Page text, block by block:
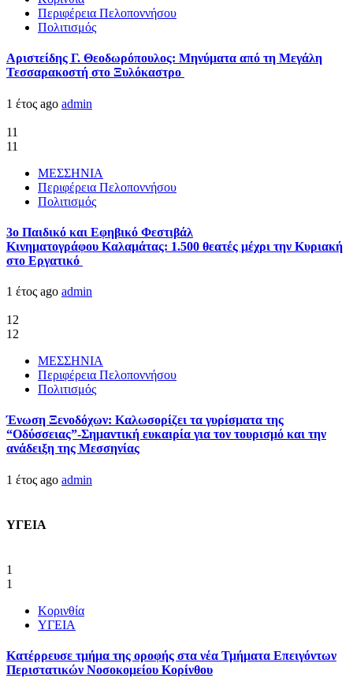
Περιφέρεια Πελοποννήσου
Πολιτισμός
Αριστείδης Γ. Θεοδωρόπουλος: Μηνύματα από τη Μεγάλη
Τεσσαρακοστή στο Ξυλόκαστρο
1 έτος ago admin
11
11
ΜΕΣΣΗΝΙΑ
Περιφέρεια Πελοποννήσου
Πολιτισμός
3ο Παιδικό και Εφηβικό Φεστιβάλ
Κινηματογράφου Καλαμάτας: 1.500 θεατές μέχρι την Κυριακή
στο Εργατικό
1 έτος ago admin
12
12
ΜΕΣΣΗΝΙΑ
Περιφέρεια Πελοποννήσου
Πολιτισμός
Ένωση Ξενοδόχων: Καλωσορίζει τα γυρίσματα της
“Οδύσσειας”-Σημαντική ευκαιρία για τον τουρισμό και την
ανάδειξη της Μεσσηνίας
1 έτος ago admin
ΥΓΕΙΑ
1
1
Κορινθία
ΥΓΕΙΑ
Kατέρρευσε τμήμα της οροφής στα νέα Τμήματα Επειγόντων
Περιστατικών Νοσοκομείου Κορίνθου